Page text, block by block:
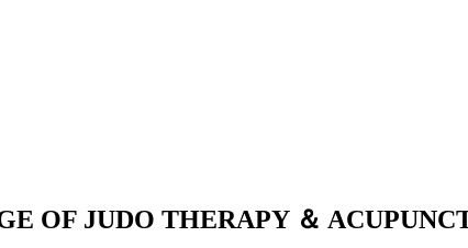
OF JUDO THERAPY ＆